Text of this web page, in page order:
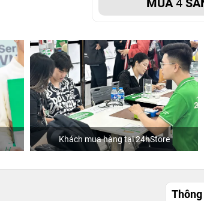
MUA4
Khách mua hàng tại 24hStore